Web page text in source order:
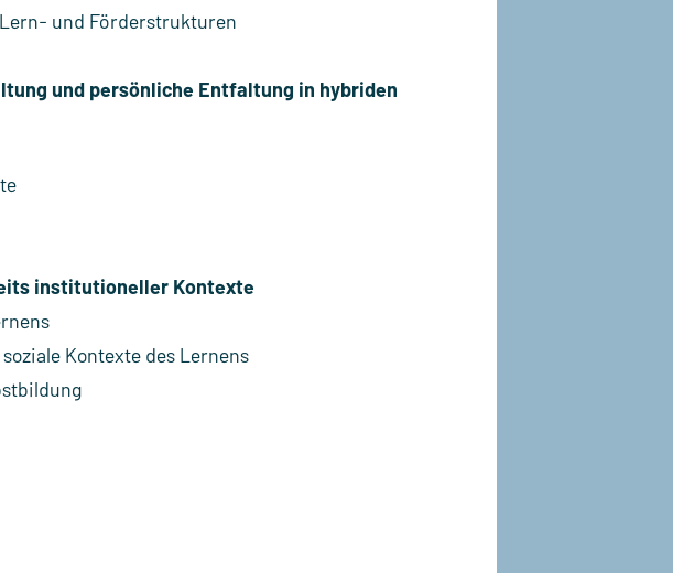
und Förderstrukturen
und persönliche Entfaltung in hybriden
institutioneller Kontexte
Kontexte des Lernens